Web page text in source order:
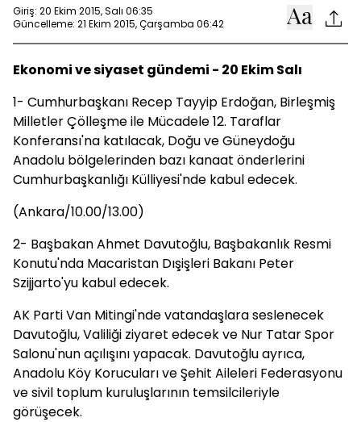
Giriş: 20 Ekim 2015, Salı 06:35
Güncelleme: 21 Ekim 2015, Çarşamba 06:42
Ekonomi ve siyaset gündemi - 20 Ekim Salı
1- Cumhurbaşkanı Recep Tayyip Erdoğan, Birleşmiş
Milletler Çölleşme ile Mücadele 12. Taraflar
Konferansı'na katılacak, Doğu ve Güneydoğu
Anadolu bölgelerinden bazı kanaat önderlerini
Cumhurbaşkanlığı Külliyesi'nde kabul edecek.
(Ankara/10.00/13.00)
2- Başbakan Ahmet Davutoğlu, Başbakanlık Resmi
Konutu'nda Macaristan Dışişleri Bakanı Peter
Szijjarto'yu kabul edecek.
AK Parti Van Mitingi'nde vatandaşlara seslenecek
Davutoğlu, Valiliği ziyaret edecek ve Nur Tatar Spor
Salonu'nun açılışını yapacak. Davutoğlu ayrıca,
Anadolu Köy Korucuları ve Şehit Aileleri Federasyonu
ve sivil toplum kuruluşlarının temsilcileriyle
görüşecek.